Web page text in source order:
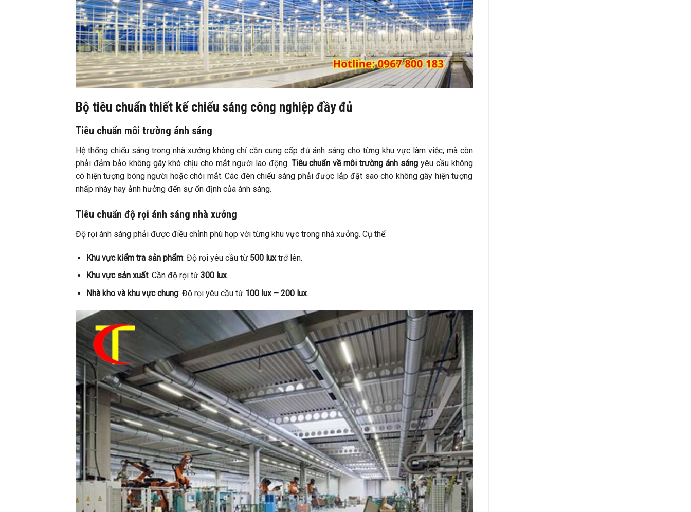
Bộ tiêu chuẩn thiết kế chiếu sáng công nghiệp đầy đủ
Tiêu chuẩn môi trường ánh sáng
Hệ thống chiếu sáng trong nhà xưởng không chỉ cần cung cấp đủ ánh sáng cho từng khu vực làm việc, mà còn
phải đảm bảo không gây khó chịu cho mắt người lao động. Tiêu chuẩn về môi trường ánh sángyêu cầu không
có hiện tượng bóng người hoặc chói mắt. Các đèn chiếu sáng phải được lắp đặt sao cho không gây hiện tượng
nhấp nháy hay ảnh hưởng đến sự ổn định của ánh sáng.
Tiêu chuẩn độ rọi ánh sáng nhà xưởng
Độ rọi ánh sáng phải được điều chỉnh phù hợp với từng khu vực trong nhà xưởng. Cụ thể:
Khu vực kiểm tra sản phẩm: Độ rọi yêu cầu từ 500 luxtrở lên.
Khu vực sản xuất: Cần độ rọi từ 300 lux.
Nhà kho và khu vực chung: Độ rọi yêu cầu từ 100 lux – 200 lux.